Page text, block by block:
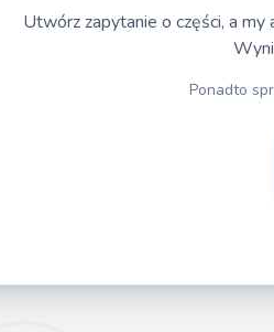
Utwórz zapytanie o części, a
Ponadto